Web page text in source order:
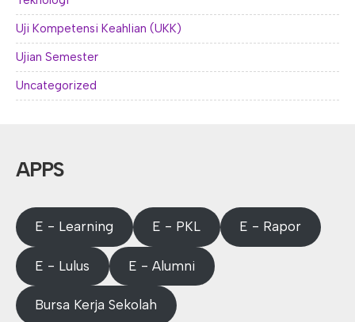
Uji Kompetensi Keahlian (UKK)
Ujian Semester
Uncategorized
APPS
E - Learning E - PKL E - Rapor
E - Lulus E - Alumni
Bursa Kerja Sekolah